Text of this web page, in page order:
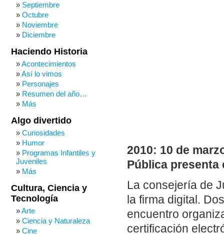
2010: 10 de
Pública presenta
La consejería de
la firma digital.
encuentro
certificación
Septiembre
Octubre
Noviembre
Diciembre
Haciendo Historia
Acontecimientos
Así lo vimos
Personajes
Resumen del año…
Más
Algo divertido
Curiosidades
Humor
Programas Infantiles y
Juveniles
Más
Cultura, Ciencia y
Tecnología
Arte
Ciencia y Naturaleza
Cine